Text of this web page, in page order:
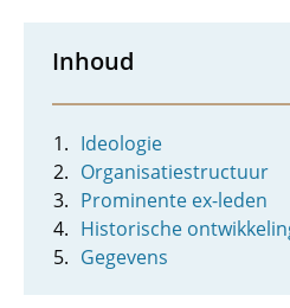
Inhoud
Ideologie
Organisatiestructuur
Prominente ex-leden
Historische
Gegevens